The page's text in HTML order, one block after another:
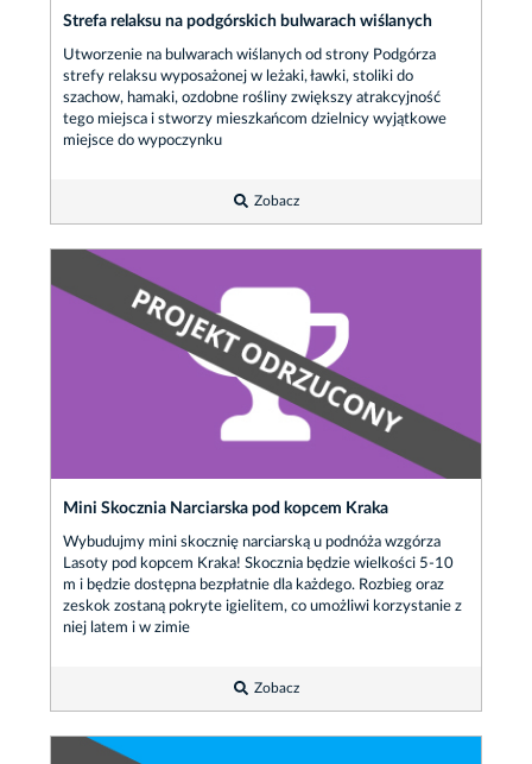
Strefa relaksu na podgórskich bulwarach wiślanych
Utworzenie na bulwarach wiślanych od strony Podgórza
strefy relaksu wyposażonej w leżaki, ławki, stoliki do
szachow, hamaki, ozdobne rośliny zwiększy atrakcyjność
tego miejsca i stworzy mieszkańcom dzielnicy wyjątkowe
miejsce do wypoczynku
Zobacz
Mini Skocznia Narciarska pod kopcem Kraka
Wybudujmy mini skocznię narciarską u podnóża wzgórza
Lasoty pod kopcem Kraka! Skocznia będzie wielkości 5-10
m i będzie dostępna bezpłatnie dla każdego. Rozbieg oraz
zeskok zostaną pokryte igielitem, co umożliwi korzystanie z
niej latem i w zimie
Zobacz